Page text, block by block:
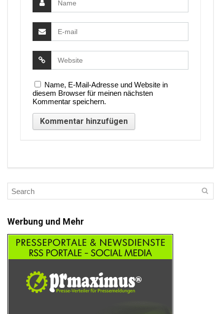
Name, E-Mail-Adresse und Website in
diesem Browser für meinen nächsten
Kommentar speichern.
Werbung und Mehr